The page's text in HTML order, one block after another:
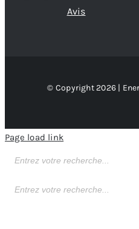
Avis
© Copyright 2026 |
Page load link
de
de